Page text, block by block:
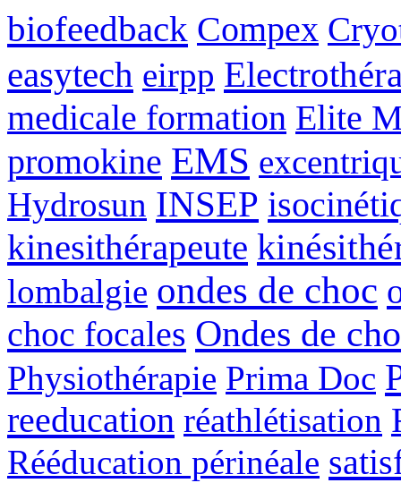
biofeedback Compex
easytech eirpp
medicale formation Elite
promokine EMS
Hydrosun INSEP
kinesithérapeute
lombalgie ondes de choc
choc focales Ondes de
Physiothérapie Prima Doc
reeducation réathlétisation
Rééducation périnéale